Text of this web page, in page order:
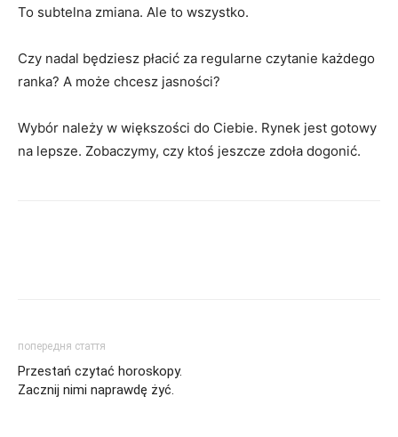
To subtelna zmiana. Ale to wszystko.
Czy nadal będziesz płacić za regularne czytanie każdego
ranka? A może chcesz jasności?
Wybór należy w większości do Ciebie. Rynek jest gotowy
na lepsze. Zobaczymy, czy ktoś jeszcze zdoła dogonić.
попередня стаття
Przestań czytać horoskopy.
Zacznij nimi naprawdę żyć.